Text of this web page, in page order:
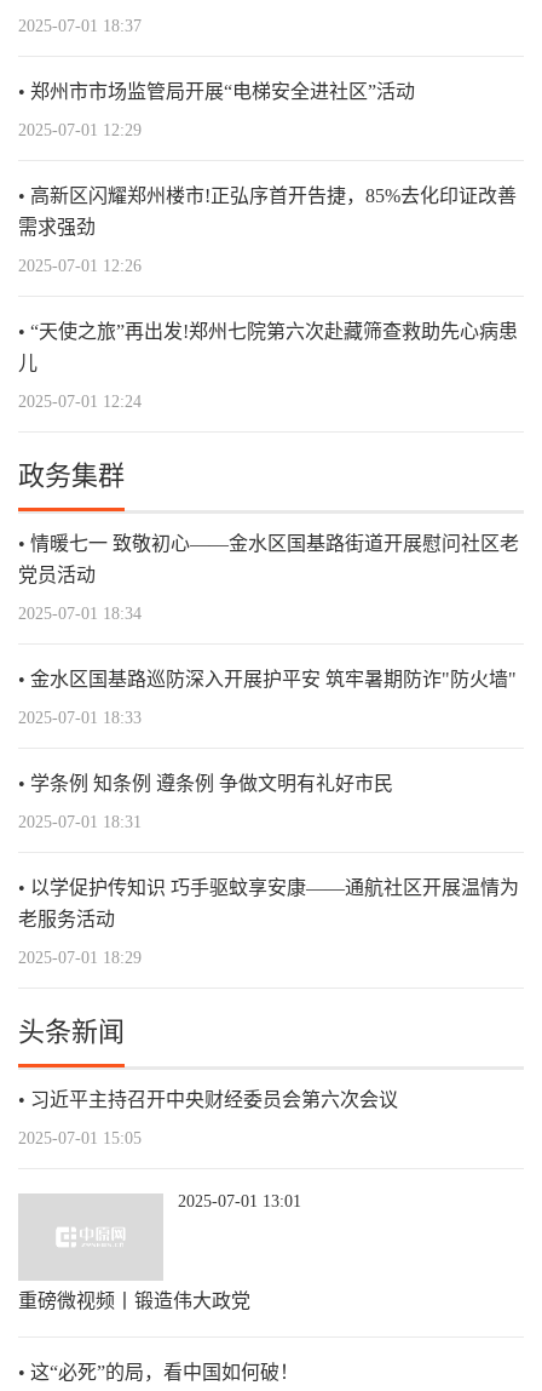
2025-07-01 18:37
郑州市市场监管局开展“电梯安全进社区”活动
2025-07-01 12:29
高新区闪耀郑州楼市!正弘序首开告捷，85%去化印证改善
需求强劲
2025-07-01 12:26
“天使之旅”再出发!郑州七院第六次赴藏筛查救助先心病患
儿
2025-07-01 12:24
政务集群
情暖七一 致敬初心——金水区国基路街道开展慰问社区老
党员活动
2025-07-01 18:34
金水区国基路巡防深入开展护平安 筑牢暑期防诈"防火墙"
2025-07-01 18:33
学条例 知条例 遵条例 争做文明有礼好市民
2025-07-01 18:31
以学促护传知识 巧手驱蚊享安康——通航社区开展温情为
老服务活动
2025-07-01 18:29
头条新闻
习近平主持召开中央财经委员会第六次会议
2025-07-01 15:05
重磅微视频丨锻造伟大政党
2025-07-01 13:01
这“必死”的局，看中国如何破！